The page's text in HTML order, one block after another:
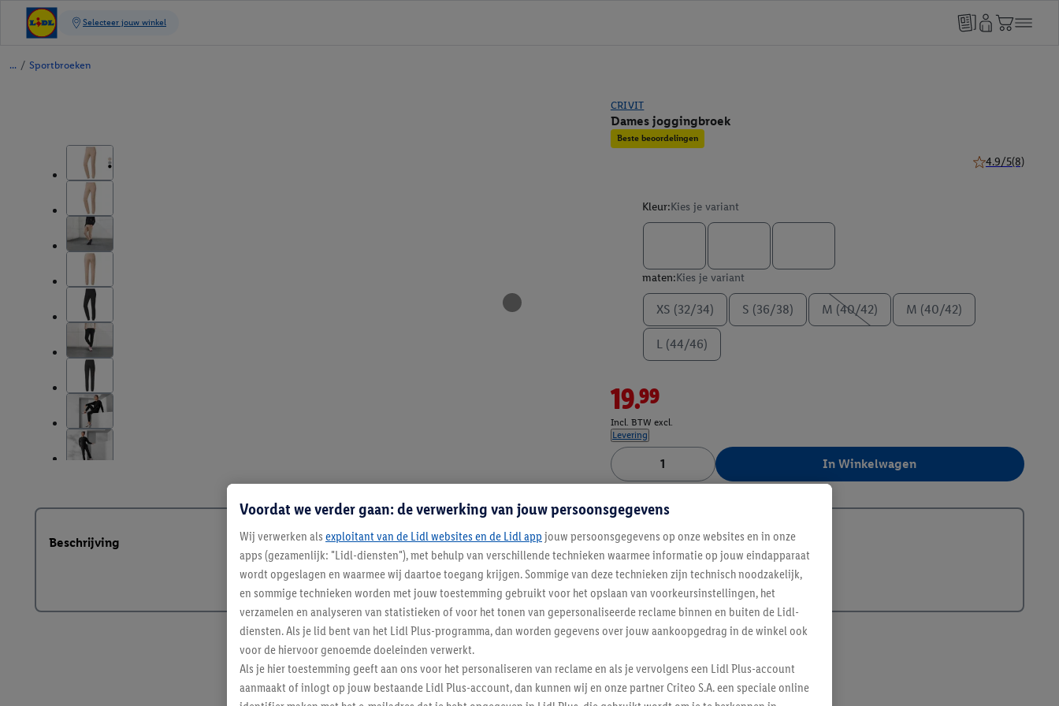
/ Sportbroeken
CRIVIT
Dames joggingbroek
Beste beoordelingen
4.9/5(8)
Kleur:Kies je variant
maten:Kies je variant
XS (32/34) S (36/38) M (40/42) M (40/42)
L (44/46)
19.99
Incl. BTW excl.
Levering
In Winkelwagen
Beschrijving
Voordat we verder gaan: de verwerking van jouw persoonsgegevens
Wij verwerken als exploitant van de Lidl websites en de Lidl app jouw persoonsgegevens op onze websites en in onze
apps (gezamenlijk: "Lidl-diensten"), met behulp van verschillende technieken waarmee informatie op jouw eindapparaat
wordt opgeslagen en waarmee wij daartoe toegang krijgen. Sommige van deze technieken zijn technisch noodzakelijk,
en sommige technieken worden met jouw toestemming gebruikt voor het opslaan van voorkeursinstellingen, het
verzamelen en analyseren van statistieken of voor het tonen van gepersonaliseerde reclame binnen en buiten de Lidl-
diensten. Als je lid bent van het Lidl Plus-programma, dan worden gegevens over jouw aankoopgedrag in de winkel ook
voor de hiervoor genoemde doeleinden verwerkt.
Als je hier toestemming geeft aan ons voor het personaliseren van reclame en als je vervolgens een Lidl Plus-account
aanmaakt of inlogt op jouw bestaande Lidl Plus-account, dan kunnen wij en onze partner Criteo S.A. een speciale online